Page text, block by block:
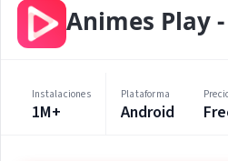
Instalaciones
1M+
Plataforma
Android